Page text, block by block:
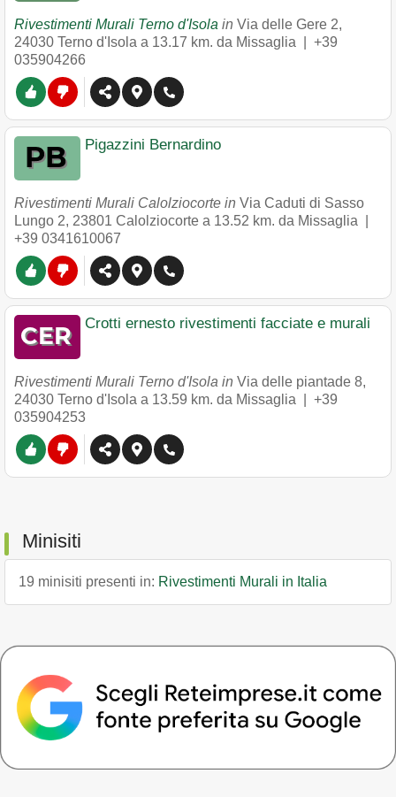
Rivestimenti Murali Terno d'Isola in Via delle Gere 2,
24030 Terno d'Isola a 13.17 km. da Missaglia | +39
035904266
Pigazzini Bernardino
Rivestimenti Murali Calolziocorte in Via Caduti di Sasso
Lungo 2, 23801 Calolziocorte a 13.52 km. da Missaglia |
+39 0341610067
Crotti ernesto rivestimenti facciate e murali
Rivestimenti Murali Terno d'Isola in Via delle piantade 8,
24030 Terno d'Isola a 13.59 km. da Missaglia | +39
035904253
Minisiti
19 minisiti presenti in: Rivestimenti Murali in Italia